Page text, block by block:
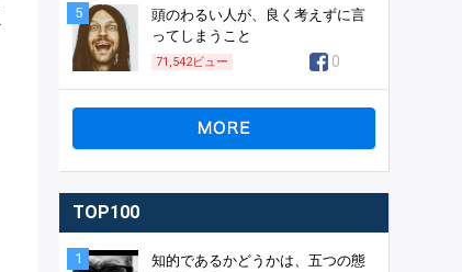
5
頭のわるい人が、良く考えずに言
ってしまうこと
71,542ビュー 0
TOP100
1
知的であるかどうかは、五つの態